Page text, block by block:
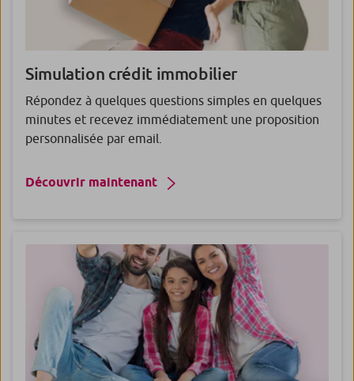
Simulation crédit immobilier
Répondez à quelques questions simples en quelques
minutes et recevez immédiatement une proposition
personnalisée par email.
Découvrir maintenant